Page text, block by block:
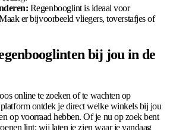
Regenbooglint is ideaal voor
er bijvoorbeeld vliegers, toverstafjes of
bij jou in de
online te zoeken of te wachten op
ontdek je direct welke winkels bij jou
op voorraad hebben. Of je nu op zoek bent
lint; wij laten je zien waar je vandaag